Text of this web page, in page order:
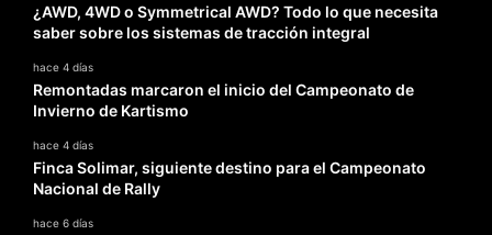
¿AWD, 4WD o Symmetrical AWD? Todo lo que necesita
saber sobre los sistemas de tracción integral
hace 4 días
Remontadas marcaron el inicio del Campeonato de
Invierno de Kartismo
hace 4 días
Finca Solimar, siguiente destino para el Campeonato
Nacional de Rally
hace 6 días